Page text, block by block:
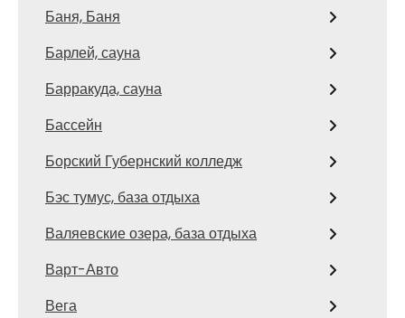
Баня, Баня
Барлей, сауна
Барракуда, сауна
Бассейн
Борский Губернский колледж
Бэс тумус, база отдыха
Валяевские озера, база отдыха
Варт-Авто
Вега